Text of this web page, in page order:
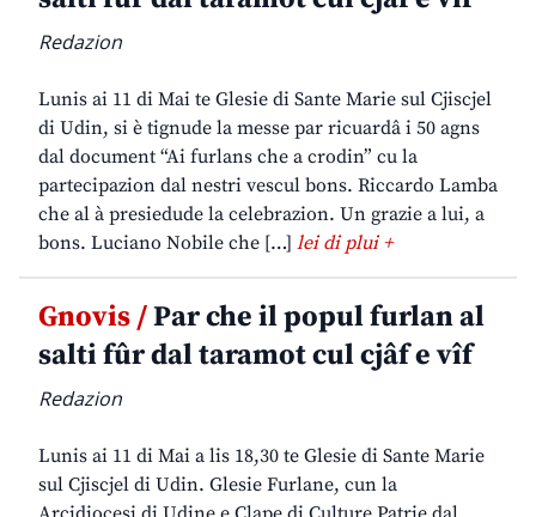
Redazion
Lunis ai 11 di Mai te Glesie di Sante Marie sul Cjiscjel
di Udin, si è tignude la messe par ricuardâ i 50 agns
dal document “Ai furlans che a crodin” cu la
partecipazion dal nestri vescul bons. Riccardo Lamba
che al à presiedude la celebrazion. Un grazie a lui, a
bons. Luciano Nobile che […] lei di plui +
Gnovis /Par che il popul furlan al
salti fûr dal taramot cul cjâf e vîf
Redazion
Lunis ai 11 di Mai a lis 18,30 te Glesie di Sante Marie
sul Cjiscjel di Udin. Glesie Furlane, cun la